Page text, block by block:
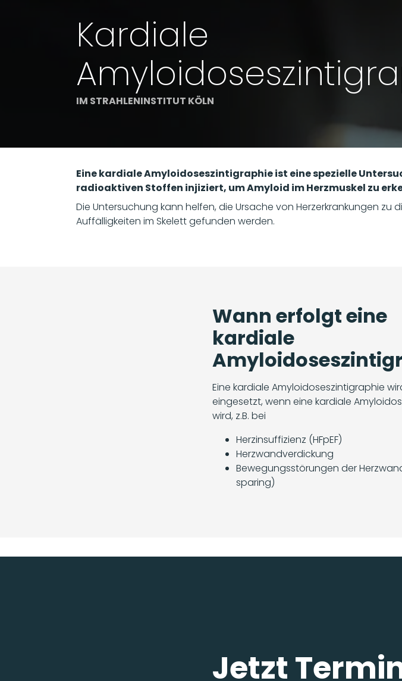
Kardiale
IM STRAHLENINSTITUT KÖLN
Eine kardiale Amyloidoseszintigraphie ist eine spezielle
radioaktiven Stoffen injiziert, um Amyloid im Herzmuskel zu
Die Untersuchung kann helfen, die Ursache von Herzerkrankungen
Auffälligkeiten im Skelett gefunden werden.
Wann erfolgt eine
kardiale
Eine kardiale Amyloidoseszintigraphie
eingesetzt, wenn eine kardiale
wird, z.B. bei
Herzinsuffizienz (HFpEF)
Herzwandverdickung
Bewegungsstörungen der
sparing)
Jetzt